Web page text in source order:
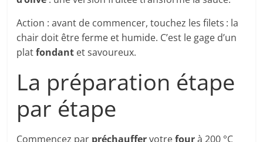
Action : avant de commencer, touchez les filets : la
chair doit être ferme et humide. C’est le gage d’un
platfondant et savoureux.
La préparation étape
par étape
Commencez par préchauffervotrefourà 200 °C